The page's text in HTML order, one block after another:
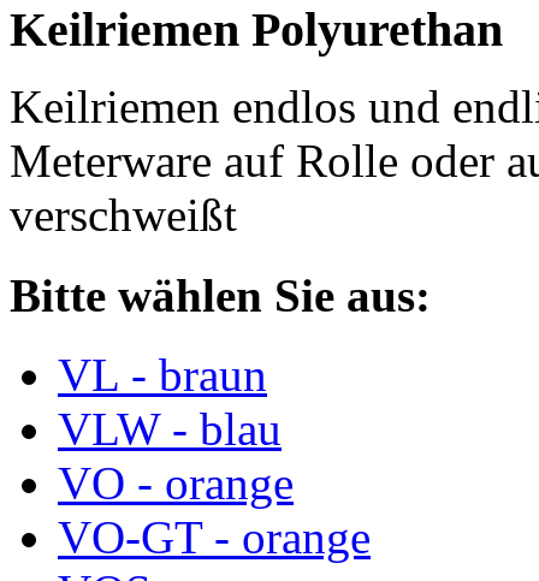
Keilriemen Polyurethan
Keilriemen endlos und
Meterware auf Rolle oder
verschweißt
Bitte wählen Sie aus:
VL - braun
VLW - blau
VO - orange
VO-GT - orange